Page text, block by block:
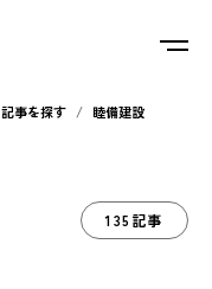
記事を探す 睦備建設
135記事